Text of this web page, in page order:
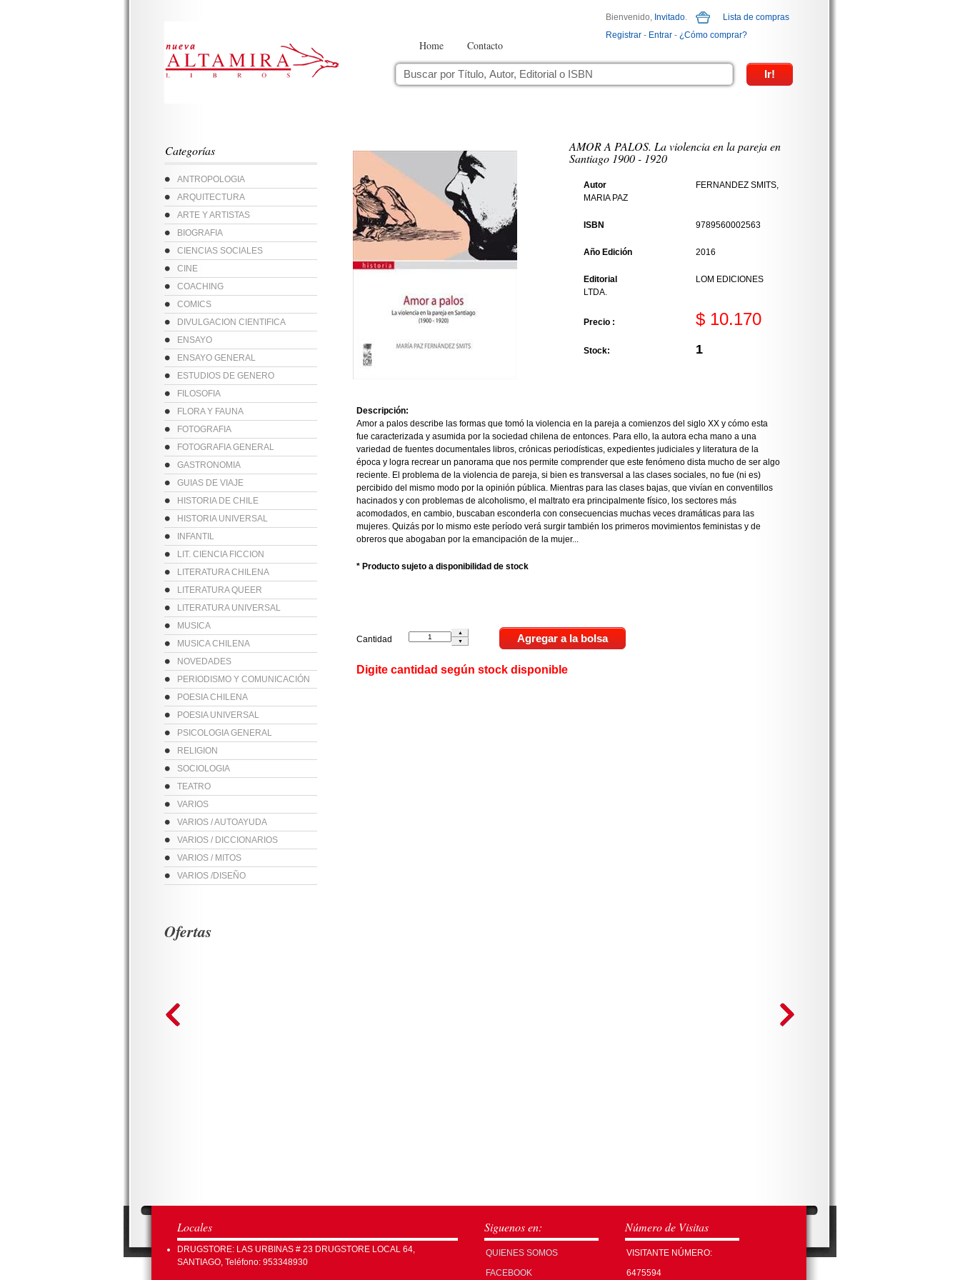
Home Contacto
Bienvenido, Invitado.
Lista de compras
Registrar - Entrar - ¿Cómo comprar?
Categorías
ANTROPOLOGIA
ARQUITECTURA
ARTE Y ARTISTAS
BIOGRAFIA
CIENCIAS SOCIALES
CINE
COACHING
COMICS
DIVULGACION CIENTIFICA
ENSAYO
ENSAYO GENERAL
ESTUDIOS DE GENERO
FILOSOFIA
FLORA Y FAUNA
FOTOGRAFIA
FOTOGRAFIA GENERAL
GASTRONOMIA
GUIAS DE VIAJE
HISTORIA DE CHILE
HISTORIA UNIVERSAL
INFANTIL
LIT. CIENCIA FICCION
LITERATURA CHILENA
LITERATURA QUEER
LITERATURA UNIVERSAL
MUSICA
MUSICA CHILENA
NOVEDADES
PERIODISMO Y COMUNICACIÓN
POESIA CHILENA
POESIA UNIVERSAL
PSICOLOGIA GENERAL
RELIGION
SOCIOLOGIA
TEATRO
VARIOS
VARIOS / AUTOAYUDA
VARIOS / DICCIONARIOS
VARIOS / MITOS
VARIOS /DISEÑO
AMOR A PALOS. La violencia en la pareja en
Santiago 1900 - 1920
Autor
FERNANDEZ SMITS,
MARIA PAZ
ISBN 9789560002563
Año Edición 2016
Editorial
LOM EDICIONES
LTDA.
Precio : $ 10.170
Stock: 1
Descripción:
Amor a palos describe las formas que tomó la violencia en la pareja a comienzos del siglo XX y cómo esta
fue caracterizada y asumida por la sociedad chilena de entonces. Para ello, la autora echa mano a una
variedad de fuentes documentales libros, crónicas periodísticas, expedientes judiciales y literatura de la
época y logra recrear un panorama que nos permite comprender que este fenómeno dista mucho de ser algo
reciente. El problema de la violencia de pareja, si bien es transversal a las clases sociales, no fue (ni es)
percibido del mismo modo por la opinión pública. Mientras para las clases bajas, que vivían en conventillos
hacinados y con problemas de alcoholismo, el maltrato era principalmente físico, los sectores más
acomodados, en cambio, buscaban esconderla con consecuencias muchas veces dramáticas para las
mujeres. Quizás por lo mismo este período verá surgir también los primeros movimientos feministas y de
obreros que abogaban por la emancipación de la mujer...
* Producto sujeto a disponibilidad de stock
Cantidad
Digite cantidad según stock disponible
Ofertas
Locales
DRUGSTORE: LAS URBINAS # 23 DRUGSTORE LOCAL 64,
SANTIAGO, Teléfono: 953348930
Siguenos en:
QUIENES SOMOS
FACEBOOK
Número de Visitas
VISITANTE NÚMERO:
6475594